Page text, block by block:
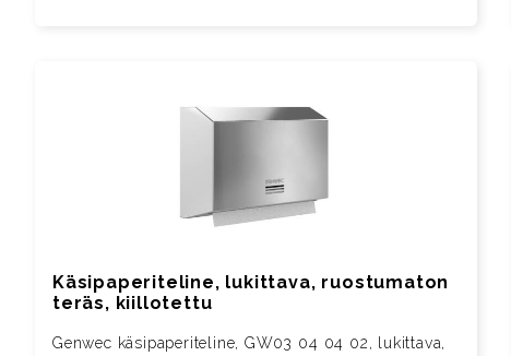
Käsipaperiteline, lukittava, ruostumaton
teräs, kiillotettu
Genwec käsipaperiteline, GW03 04 04 02, lukittava,